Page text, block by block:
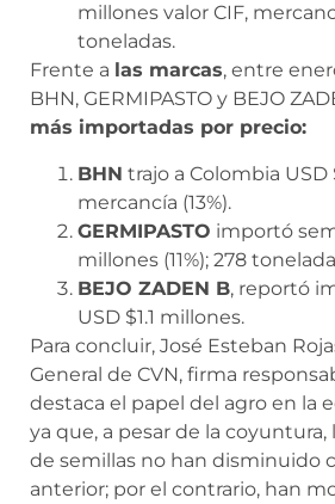
millones valor CIF,
toneladas.
Frente a las marcas, entre
BHN, GERMIPASTO y BEJO
más importadas por precio:
BHN trajo a Colombia
mercancía (13%).
GERMIPASTO importó
millones (11%); 278
BEJO ZADEN B, reportó
USD $1.1 millones.
Para concluir, José Esteban
General de CVN, firma
destaca el papel del agro en la
ya que, a pesar de la
de semillas no han disminuido
anterior; por el contrario, han